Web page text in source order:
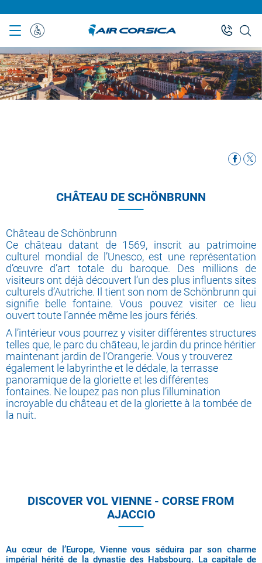
to
main
contentSpecial
Assistance
CHÂTEAU DE SCHÖNBRUNN
Château de Schönbrunn
Ce château datant de 1569, inscrit au patrimoine
culturel mondial de l’Unesco, est une représentation
d’œuvre d’art totale du baroque. Des millions de
visiteurs ont déjà découvert l’un des plus influents sites
culturels d’Autriche. Il tient son nom de Schönbrunn qui
signifie belle fontaine. Vous pouvez visiter ce lieu
ouvert toute l’année même les jours fériés.
A l’intérieur vous pourrez y visiter différentes structures
telles que, le parc du château, le jardin du prince héritier
maintenant jardin de l’Orangerie. Vous y trouverez
également le labyrinthe et le dédale, la terrasse
panoramique de la gloriette et les différentes
fontaines. Ne loupez pas non plus l’illumination
incroyable du château et de la gloriette à la tombée de
la nuit.
DISCOVER VOL VIENNE - CORSE FROM
AJACCIO
Au cœur de l’Europe, Vienne vous séduira par son charme
impérial hérité de la dynastie des Habsbourg. La capitale de